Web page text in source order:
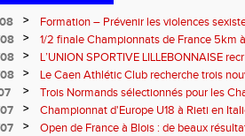
>
Formation – Prévenir les violences
: le 26 septembre 2026
>
1/2 finale Championnats de France 5km
13 septembre 2026 : les informations
>
L’UNION SPORTIVE LILLEBONNAISE
rentrée 2026
>
Le Caen Athlétic Club recherche trois
civique à compter de septembre 2026
>
Trois Normands sélectionnés pour les
Eugene !
>
Championnat d'Europe U18 à Rieti en
normands
>
Open de France à Blois : de beaux